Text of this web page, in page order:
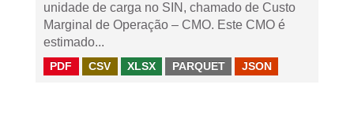
unidade de carga no SIN, chamado de Custo
Marginal de Operação – CMO. Este CMO é
estimado...
PDF CSV XLSX PARQUET JSON